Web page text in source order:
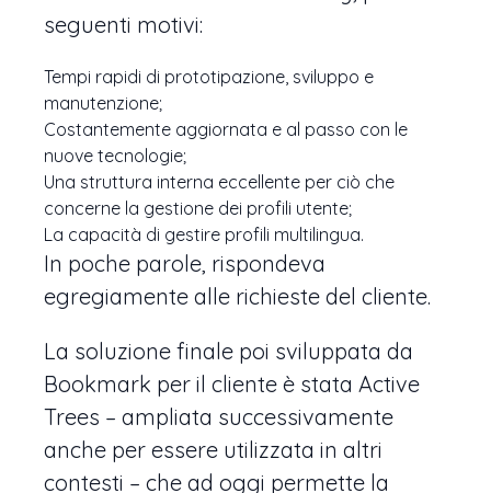
seguenti motivi:
Tempi rapidi di prototipazione, sviluppo e
manutenzione;
Costantemente aggiornata e al passo con le
nuove tecnologie;
Una struttura interna eccellente per ciò che
concerne la gestione dei profili utente;
La capacità di gestire profili multilingua.
In poche parole, rispondeva
egregiamente alle richieste del cliente.
La soluzione finale poi sviluppata da
Bookmark per il cliente è stata Active
Trees – ampliata successivamente
anche per essere utilizzata in altri
contesti – che ad oggi permette la